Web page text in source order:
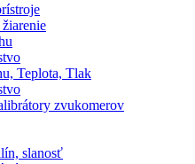
Teplota, Tlak
zvukomerov
slanosť